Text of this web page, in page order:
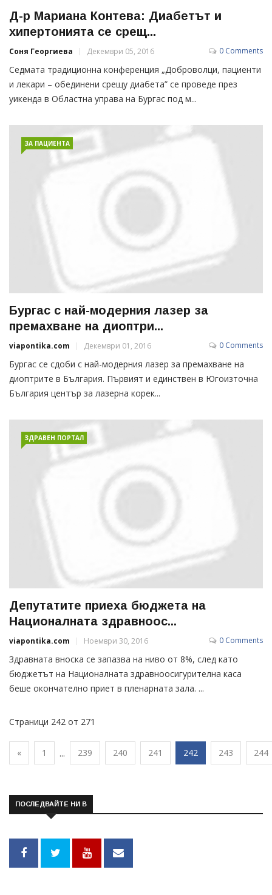
Д-р Мариана Контева: Диабетът и
хипертонията се срещ...
Соня Георгиева Декември 05, 2016 0 Comments
Седмата традиционна конференция „Доброволци, пациенти
и лекари – обединени срещу диабета” се проведе през
уикенда в Областна управа на Бургас под м...
ЗА ПАЦИЕНТА
Бургас с най-модерния лазер за
премахване на диоптри...
viapontika.com Декември 01, 2016 0 Comments
Бургас се сдоби с най-модерния лазер за премахване на
диоптрите в България. Първият и единствен в Югоизточна
България център за лазерна корек...
ЗДРАВЕН ПОРТАЛ
Депутатите приеха бюджета на
Националната здравноос...
viapontika.com Ноември 30, 2016 0 Comments
Здравната вноска се запазва на ниво от 8%, след като
бюджетът на Националната здравноосигурителна каса
беше окончателно приет в пленарната зала. ...
Страници 242 от 271
« 1 ... 239 240 241 242 243 244
ПОСЛЕДВАЙТЕ НИ В